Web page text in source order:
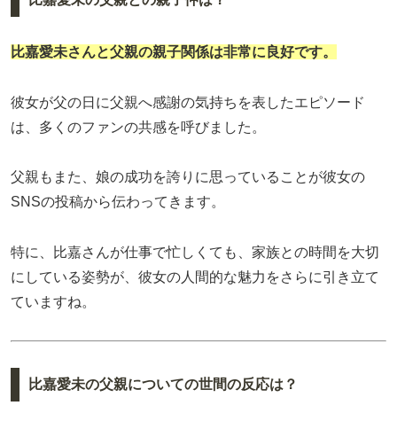
比嘉愛未さんと父親の親子関係は非常に良好です。
彼女が父の日に父親へ感謝の気持ちを表したエピソード
は、多くのファンの共感を呼びました。
父親もまた、娘の成功を誇りに思っていることが彼女の
SNSの投稿から伝わってきます。
特に、比嘉さんが仕事で忙しくても、家族との時間を大切
にしている姿勢が、彼女の人間的な魅力をさらに引き立て
ていますね。
比嘉愛未の父親についての世間の反応は？